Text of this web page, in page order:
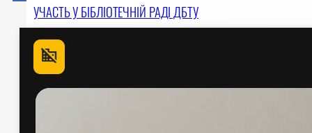
УЧАСТЬ У БІБЛІОТЕЧНІЙ РАДІ ДБТУ